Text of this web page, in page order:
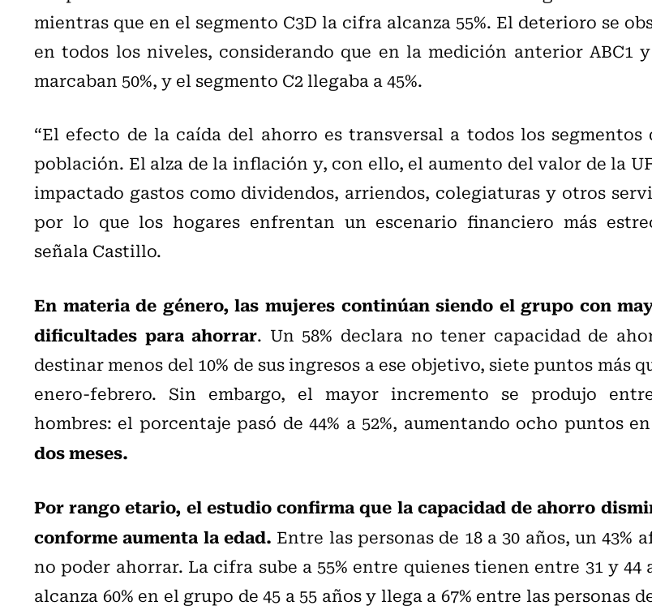
mientras que en el segmento C3D la cifra alcanza 55%. El deterioro se
en todos los niveles, considerando que en la medición anterior ABC1 y
marcaban 50%, y el segmento C2 llegaba a 45%.
“El efecto de la caída del ahorro es transversal a todos los segmentos
población. El alza de la inflación y, con ello, el aumento del valor de la
impactado gastos como dividendos, arriendos, colegiaturas y otros
por lo que los hogares enfrentan un escenario financiero más
señala Castillo.
En materia de género, las mujeres continúan siendo el grupo con
dificultades para ahorrar. Un 58% declara no tener capacidad de
destinar menos del 10% de sus ingresos a ese objetivo, siete puntos más
enero-febrero. Sin embargo, el mayor incremento se produjo
hombres: el porcentaje pasó de 44% a 52%, aumentando ocho puntos
dos meses.
Por rango etario, el estudio confirma que la capacidad de ahorro
conforme aumenta la edad. Entre las personas de 18 a 30 años, un 43%
no poder ahorrar. La cifra sube a 55% entre quienes tienen entre 31 y 44
alcanza 60% en el grupo de 45 a 55 años y llega a 67% entre las personas